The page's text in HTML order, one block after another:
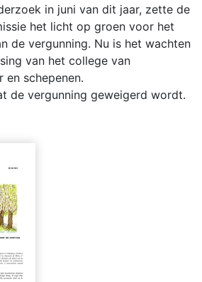
in juni van dit jaar, zette de
het licht op groen voor het
de vergunning. Nu is het wachten
van het college van
en schepenen.
de vergunning geweigerd wordt.